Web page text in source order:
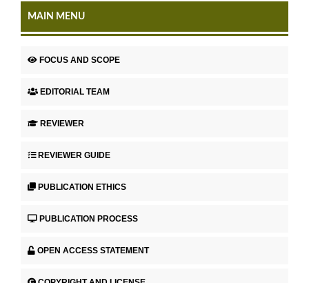
MAIN MENU
FOCUS AND SCOPE
EDITORIAL TEAM
REVIEWER
REVIEWER GUIDE
PUBLICATION ETHICS
PUBLICATION PROCESS
OPEN ACCESS STATEMENT